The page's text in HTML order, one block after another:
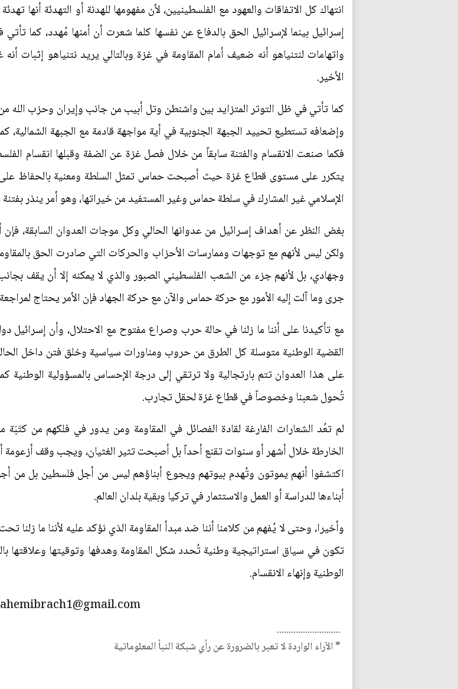
انتهاك كل الاتفاقات والعهود مع الفلسطينيين، لأن مفهومها للهدنة أو التهدئة أنها
إسرائيل بينما لإسرائيل الحق بالدفاع عن نفسها كلما شعرت أن أمنها مُهدد، كما
واتهامات لنتنياهو أنه ضعيف أمام المقاومة في غزة وبالتالي يريد نتنياهو
الأخير.
كما تأتي في ظل التوتر المتزايد بين واشنطن وتل أبيب من جانب وإيران وحزب الله
وإضعافه تستطيع تحييد الجبهة الجنوبية في أية مواجهة قادمة مع الجبهة
فكما صنعت الانقسام والفتنة سابقاً من خلال فصل غزة عن الضفة وقبلها انقسام
يتكرر على مستوى قطاع غزة حيث أصبحت حماس تمثل السلطة ومعنية بالحفاظ على
الإسلامي غير المشارك في سلطة حماس وغير المستفيد من خيراتها، وهو أمر ينذر
بغض النظر عن أهداف إسرائيل من عدوانها الحالي وكل موجات العدوان السابقة،
ولكن ليس لأنهم مع توجهات وممارسات الأحزاب والحركات التي صادرت الحق
وجهادي، بل لأنهم جزء من الشعب الفلسطيني الصبور والذي لا يمكنه إلا أن يقف
جرى وما آلت إليه الأمور مع حركة حماس والآن مع حركة الجهاد فإن الأمر يحتاج
مع تأكيدنا على أننا ما زلنا في حالة حرب وصراع مفتوح مع الاحتلال، وأن إسرائيل
القضية الوطنية متوسلة كل الطرق من حروب ومناورات سياسية وخلق فتن داخل
على هذا العدوان تتم بارتجالية ولا ترتقي إلى درجة الإحساس بالمسؤولية الوطنية
تُحول شعبنا وخصوصاً في قطاع غزة لحقل تجارب.
لم تعُد الشعارات الفارغة لقادة الفصائل في المقاومة ومن يدور في فلكهم من
الخارطة خلال أشهر أو سنوات تقنع أحداً بل أصبحت تثير الغثيان، ويجب وقف
اكتشفوا أنهم يموتون وتُهدم بيوتهم ويجوع أبناؤهم ليس من أجل فلسطين بل من
أبناءها للدراسة أو العمل والاستثمار في تركيا وبقية بلدان العالم.
وأخيرا، وحتى لا يُفهم من كلامنا أننا ضد مبدأ المقاومة الذي نؤكد عليه لأننا ما
تكون في سياق استراتيجية وطنية تُحدد شكل المقاومة وهدفها وتوقيتها وعلاقتها
الوطنية وإنهاء الانقسام.
...........................
* الآراء الواردة لا تعبر بالضرورة عن رأي شبكة النبأ المعلوماتية